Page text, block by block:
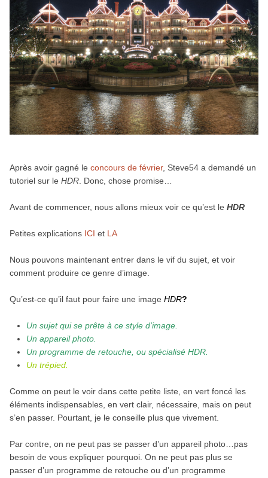
Après avoir gagné le concours de février, Steve54 a demandé un
tutoriel sur le HDR. Donc, chose promise…
Avant de commencer, nous allons mieux voir ce qu’est le HDR
Petites explications ICI et LA
Nous pouvons maintenant entrer dans le vif du sujet, et voir
comment produire ce genre d’image.
Qu’est-ce qu’il faut pour faire une image HDR?
Un sujet qui se prête à ce style d’image.
Un appareil photo.
Un programme de retouche, ou spécialisé HDR.
Un trépied.
Comme on peut le voir dans cette petite liste, en vert foncé les
éléments indispensables, en vert clair, nécessaire, mais on peut
s’en passer. Pourtant, je le conseille plus que vivement.
Par contre, on ne peut pas se passer d’un appareil photo…pas
besoin de vous expliquer pourquoi. On ne peut pas plus se
passer d’un programme de retouche ou d’un programme